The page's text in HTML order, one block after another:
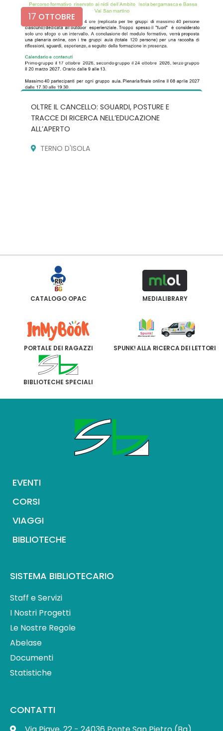
17 OTTOBRE
OLTRE IL CANCELLO: SGUARDI, POSTURE E
TRACCE DI RICERCA NELL’EDUCAZIONE
ALL’APERTO
TERNO D'ISOLA
CATALOGO OPAC MEDIALIBRARY
PORTALE DEI RAGAZZI SPUNK! ALLA RICERCA DEI LETTORI
BIBLIOTECHE SPECIALI
EVENTI
CORSI
VIAGGI
BIBLIOTECHE
SISTEMA BIBLIOTECARIO
Staff e Servizi
I Nostri Progetti
Le Nostre Regole
Abelase
Documenti
Statistiche
CONTATTI